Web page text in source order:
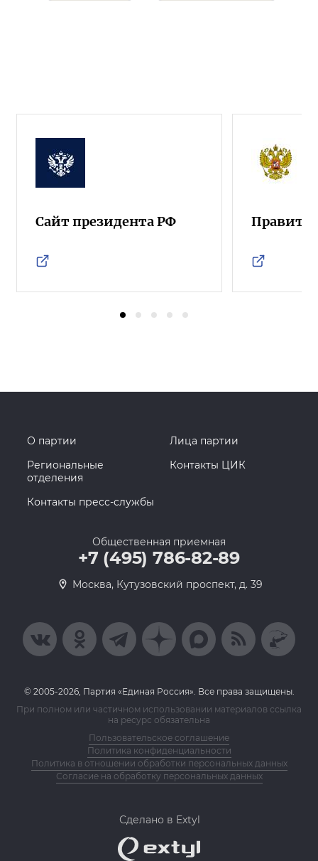
Сайт президента РФ
О партии
Лица партии
Региональные
отделения
Контакты ЦИК
Контакты пресс-службы
Общественная приемная
+7 (495) 786-82-89
Москва, Кутузовский проспект, д. 39
© 2005-2026, Партия «Единая Россия». Все права защищены.
При полном или частичном использовании материалов ссылка
на ресурс обязательна
Пользовательское соглашение
Политика конфиденциальности
Политика в отношении обработки персональных данных
Согласие на обработку персональных данных
Сделано в Extyl